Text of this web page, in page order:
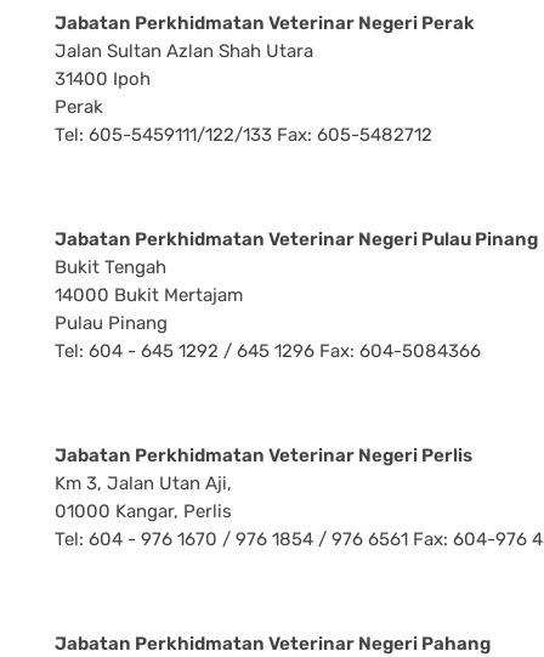
Jabatan Perkhidmatan Veterinar Negeri Perak
Jalan Sultan Azlan Shah Utara
31400 Ipoh
Perak
Tel: 605-5459111/122/133 Fax: 605-5482712
Jabatan Perkhidmatan Veterinar Negeri Pulau Pinang
Bukit Tengah
14000 Bukit Mertajam
Pulau Pinang
Tel: 604 - 645 1292 / 645 1296 Fax: 604-5084366
Jabatan Perkhidmatan Veterinar Negeri Perlis
Km 3, Jalan Utan Aji,
01000 Kangar, Perlis
Tel: 604 - 976 1670 / 976 1854 / 976 6561 Fax: 604-976
Jabatan Perkhidmatan Veterinar Negeri Pahang